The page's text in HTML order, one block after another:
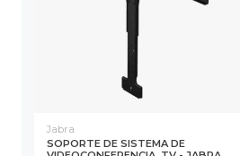
Jabra
SOPORTE DE SISTEMA DE